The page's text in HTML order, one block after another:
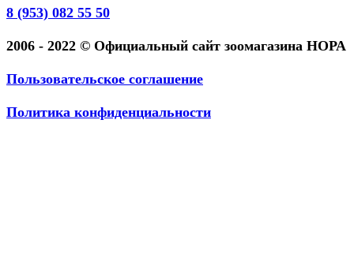
8 (953) 082 55 50
2006 - 2022 © Официальный сайт зоомагазина НОРА
Пользовательское соглашение
Политика конфиденциальности